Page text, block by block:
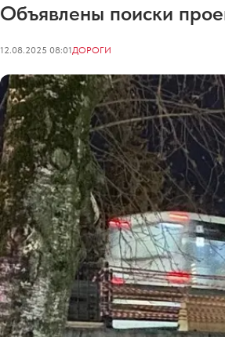
Объявлены поиски
12.08.2025 08:01ДОРОГИ